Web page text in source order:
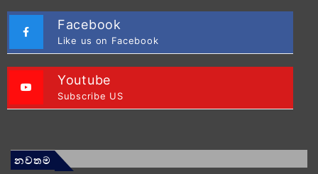
Facebook
Like us on Facebook
Youtube
Subscribe US
නවතම